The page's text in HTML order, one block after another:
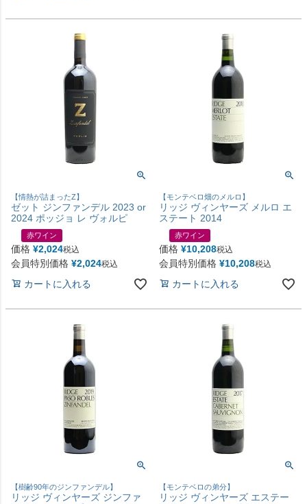
【情熱が詰まったZ】
ゼット ジンファンデル 2023 or
2024 ポッジョ レ ヴォルピ
赤ワイン
価格 ¥2,024税込
会員特別価格 ¥2,024税込
カートに入れる
【モンテベロ畑のメルロ】
リッジ ヴィンヤーズ メルロ エ
ステート 2014
赤ワイン
価格 ¥10,208税込
会員特別価格 ¥10,208税込
カートに入れる
【樹齢90年のジンファンデル】
リッジ ヴィンヤーズ ジンファ
【モンテベロの弟分】
リッジ ヴィンヤーズ エステー